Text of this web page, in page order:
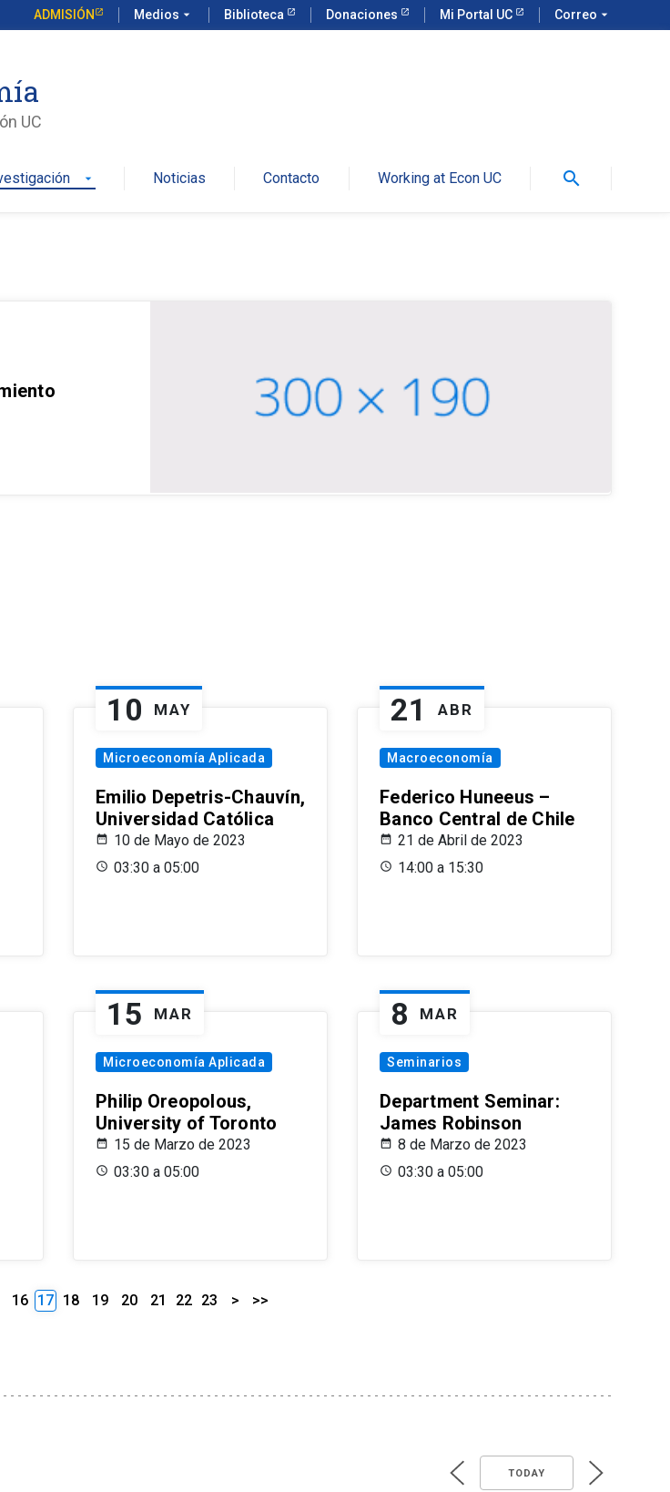
ADMISIÓN Medios arrow_drop_down Biblioteca Donaciones Mi Portal UC Correo arrow_drop_down
UC
arrow_drop_down Noticias Contacto Working at Econ UC search
10 MAY
Microeconomía Aplicada
Emilio Depetris-Chauvín,
Universidad Católica
10 de Mayo de 2023
03:30 a 05:00
21 ABR
Macroeconomía
Federico Huneeus –
Banco Central de Chile
21 de Abril de 2023
14:00 a 15:30
15 MAR
Microeconomía Aplicada
Philip Oreopolous,
University of Toronto
15 de Marzo de 2023
03:30 a 05:00
8 MAR
Seminarios
Department Seminar:
James Robinson
8 de Marzo de 2023
03:30 a 05:00
16 17 18 19 20 21 22 23 > >>
TODAY